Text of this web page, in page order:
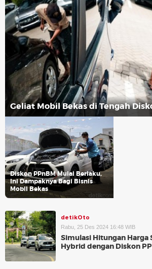
Geliat Mobil Bekas di Tengah
Diskon PPnBM Mulai Berlaku,
Ini Dampaknya Bagi Bisnis
Mobil Bekas
detikOto
Rabu, 25 Des 2024 16:48 WIB
Simulasi Hitungan Harga
Hybrid dengan Diskon